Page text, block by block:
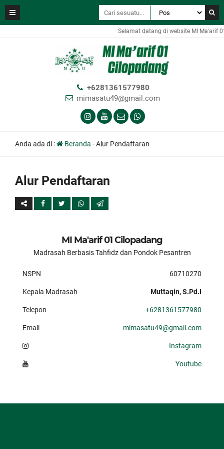
Selamat datang di website MI Ma'arif
+6281361577980
mimasatu49@gmail.com
Anda ada di : Beranda -Alur Pendaftaran
Alur Pendaftaran
MI Ma'arif 01 Cilopadang
Madrasah Berbasis Tahfidz dan Pondok Pesantren
NSPN 60710270
Kepala Madrasah Muttaqin, S.Pd.I
Telepon +6281361577980
Email mimasatu49@gmail.com
Instagram
Youtube